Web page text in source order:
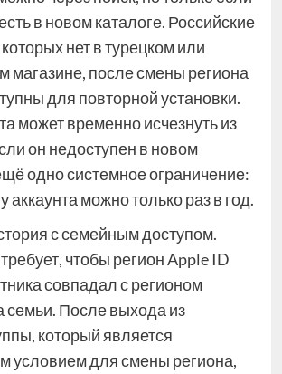
в новом каталоге. Российские
нет в турецком или
магазине, после смены региона
для повторной установки.
может временно исчезнуть из
он недоступен в новом
одно системное ограничение:
аккаунта можно только раз в год.
с семейным доступом.
чтобы регион Apple ID
совпадал с регионом
семьи. После выхода из
который является
условием для смены региона,